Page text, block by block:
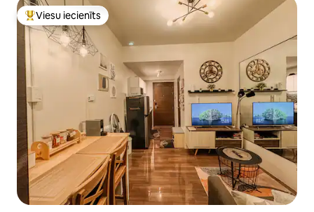
Populārs viesu iecienīts mājoklis
Viesu iecienīts